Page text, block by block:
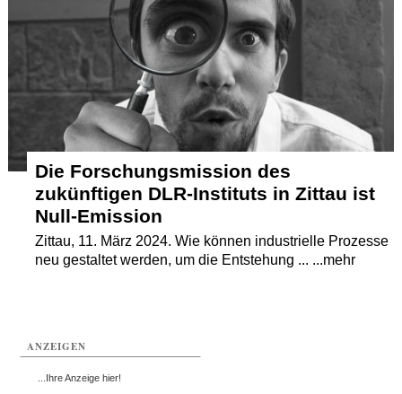
Die Forschungsmission des
zukünftigen DLR-Instituts in Zittau ist
Null-Emission
Zittau, 11. März 2024. Wie können industrielle Prozesse
neu gestaltet werden, um die Entstehung ... ...mehr
ANZEIGEN
...Ihre Anzeige hier!